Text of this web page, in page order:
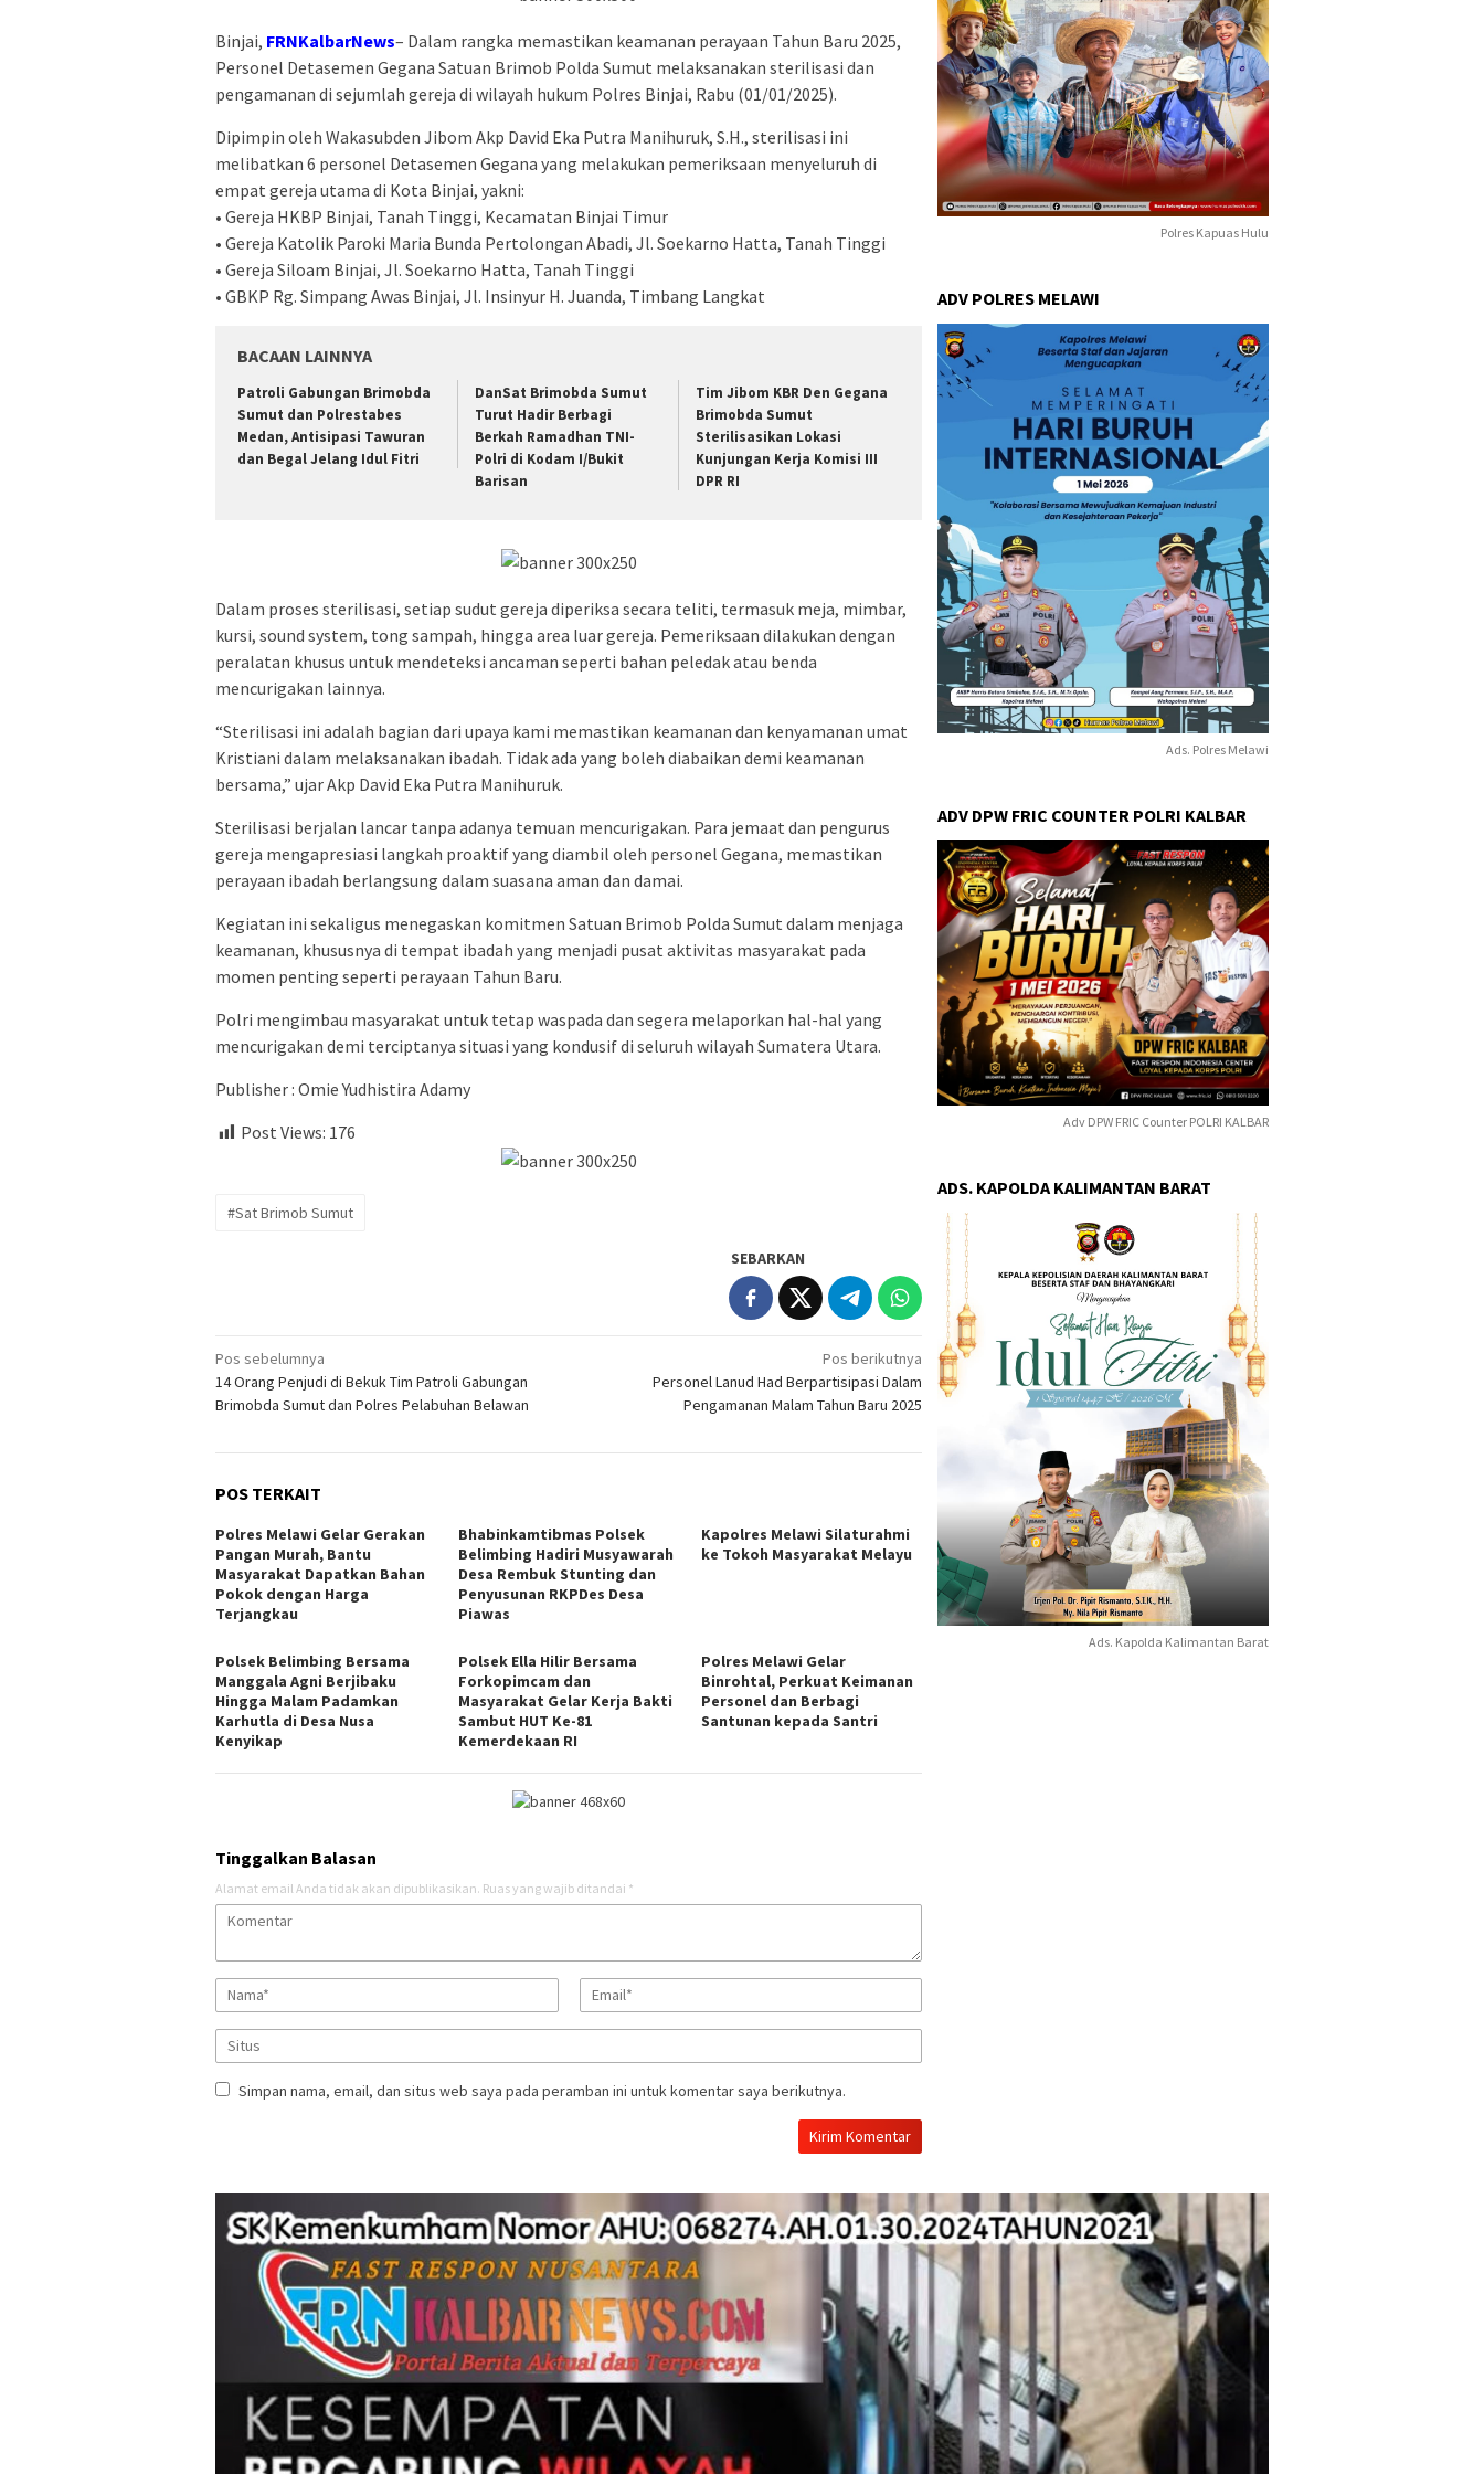
Binjai, FRNKalbarNews– Dalam rangka memastikan keamanan perayaan Tahun Baru 2025,
Personel Detasemen Gegana Satuan Brimob Polda Sumut melaksanakan sterilisasi dan
pengamanan di sejumlah gereja di wilayah hukum Polres Binjai, Rabu (01/01/2025).
Dipimpin oleh Wakasubden Jibom Akp David Eka Putra Manihuruk, S.H., sterilisasi ini
melibatkan 6 personel Detasemen Gegana yang melakukan pemeriksaan menyeluruh di
empat gereja utama di Kota Binjai, yakni:
• Gereja HKBP Binjai, Tanah Tinggi, Kecamatan Binjai Timur
• ⁠Gereja Katolik Paroki Maria Bunda Pertolongan Abadi, Jl. Soekarno Hatta, Tanah Tinggi
• ⁠Gereja Siloam Binjai, Jl. Soekarno Hatta, Tanah Tinggi
• ⁠GBKP Rg. Simpang Awas Binjai, Jl. Insinyur H. Juanda, Timbang Langkat
BACAAN LAINNYA
Patroli Gabungan Brimobda
Sumut dan Polrestabes
Medan, Antisipasi Tawuran
dan Begal Jelang Idul Fitri
DanSat Brimobda Sumut
Turut Hadir Berbagi
Berkah Ramadhan TNI-
Polri di Kodam I/Bukit
Barisan
Tim Jibom KBR Den Gegana
Brimobda Sumut
Sterilisasikan Lokasi
Kunjungan Kerja Komisi III
DPR RI
Dalam proses sterilisasi, setiap sudut gereja diperiksa secara teliti, termasuk meja, mimbar,
kursi, sound system, tong sampah, hingga area luar gereja. Pemeriksaan dilakukan dengan
peralatan khusus untuk mendeteksi ancaman seperti bahan peledak atau benda
mencurigakan lainnya.
“Sterilisasi ini adalah bagian dari upaya kami memastikan keamanan dan kenyamanan umat
Kristiani dalam melaksanakan ibadah. Tidak ada yang boleh diabaikan demi keamanan
bersama,” ujar Akp David Eka Putra Manihuruk.
Sterilisasi berjalan lancar tanpa adanya temuan mencurigakan. Para jemaat dan pengurus
gereja mengapresiasi langkah proaktif yang diambil oleh personel Gegana, memastikan
perayaan ibadah berlangsung dalam suasana aman dan damai.
Kegiatan ini sekaligus menegaskan komitmen Satuan Brimob Polda Sumut dalam menjaga
keamanan, khususnya di tempat ibadah yang menjadi pusat aktivitas masyarakat pada
momen penting seperti perayaan Tahun Baru.
Polri mengimbau masyarakat untuk tetap waspada dan segera melaporkan hal-hal yang
mencurigakan demi terciptanya situasi yang kondusif di seluruh wilayah Sumatera Utara.
Publisher : Omie Yudhistira Adamy
Post Views: 176
#Sat Brimob Sumut
SEBARKAN
Navigasi
pos
Pos sebelumnya
14 Orang Penjudi di Bekuk Tim Patroli Gabungan
Brimobda Sumut dan Polres Pelabuhan Belawan
Pos berikutnya
Personel Lanud Had Berpartisipasi Dalam
Pengamanan Malam Tahun Baru 2025
POS TERKAIT
Polres Melawi Gelar Gerakan
Pangan Murah, Bantu
Masyarakat Dapatkan Bahan
Pokok dengan Harga
Terjangkau
Bhabinkamtibmas Polsek
Belimbing Hadiri Musyawarah
Desa Rembuk Stunting dan
Penyusunan RKPDes Desa
Piawas
Kapolres Melawi Silaturahmi
ke Tokoh Masyarakat Melayu
Polsek Belimbing Bersama
Manggala Agni Berjibaku
Hingga Malam Padamkan
Karhutla di Desa Nusa
Kenyikap
Polsek Ella Hilir Bersama
Forkopimcam dan
Masyarakat Gelar Kerja Bakti
Sambut HUT Ke-81
Kemerdekaan RI
Polres Melawi Gelar
Binrohtal, Perkuat Keimanan
Personel dan Berbagi
Santunan kepada Santri
Tinggalkan Balasan
Alamat email Anda tidak akan dipublikasikan. Ruas yang wajib ditandai *
Simpan nama, email, dan situs web saya pada peramban ini untuk komentar saya berikutnya.
Polres Kapuas Hulu
ADV POLRES MELAWI
Ads. Polres Melawi
ADV DPW FRIC COUNTER POLRI KALBAR
Adv DPW FRIC Counter POLRI KALBAR
ADS. KAPOLDA KALIMANTAN BARAT
Ads. Kapolda Kalimantan Barat